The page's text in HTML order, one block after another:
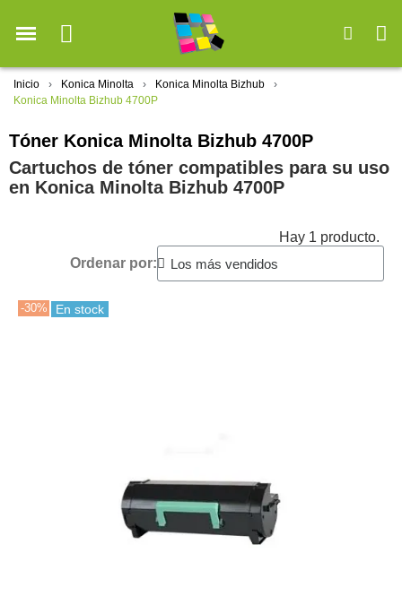
Inicio Konica Minolta
Konica Minolta Bizhub
Konica Minolta Bizhub 4700P
Tóner Konica Minolta Bizhub 4700P
Cartuchos de tóner compatibles para su uso
en Konica Minolta Bizhub 4700P
Hay 1 producto.
Ordenar por:
-30% En stock